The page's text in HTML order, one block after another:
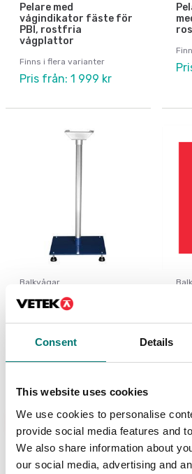
Consent Details
This website uses cookies
We use cookies to personalise
provide social media features and
We also share information about
our social media, advertising and
Pelare med
vågindikator fäste för
PBI, rostfria
vågplattor
Finns i flera varianter
Pris från: 1 999 kr
Balkvågar
Stativ i rostfritt stål
för Dini indikatorer
Ny